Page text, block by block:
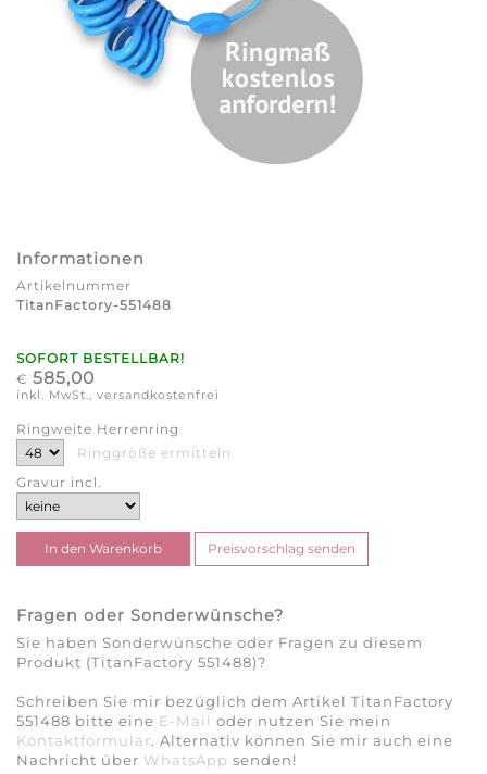
Informationen
Artikelnummer
TitanFactory-551488
SOFORT BESTELLBAR!
€ 585,00
inkl. MwSt., versandkostenfrei
Ringweite Herrenring
Ringgröße ermitteln
Gravur incl.
Fragen oder Sonderwünsche?
Sie haben Sonderwünsche oder Fragen zu diesem
Produkt (TitanFactory 551488)?
Schreiben Sie mir bezüglich dem Artikel TitanFactory
551488 bitte eine E-Mail oder nutzen Sie mein
Kontaktformular. Alternativ können Sie mir auch eine
Nachricht über WhatsApp senden!